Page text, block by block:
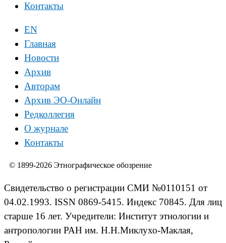
Контакты
EN
Главная
Новости
Архив
Авторам
Архив ЭО-Онлайн
Редколлегия
О журнале
Контакты
© 1899-2026 Этнографическое обозрение
Свидетельство о регистрации СМИ №0110151 от
04.02.1993. ISSN 0869-5415. Индекс 70845. Для лиц
старше 16 лет. Учредители: Институт этнологии и
антропологии РАН им. Н.Н.Миклухо-Маклая,